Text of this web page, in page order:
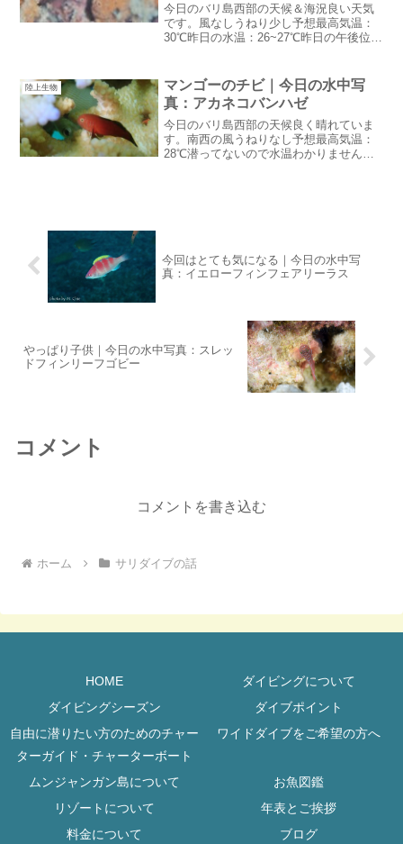
今日のバリ島西部の天候＆海況良い天気
です。風なしうねり少し予想最高気温：
30℃昨日の水温：26~27℃昨日の午後位か
信じて今日はムンジャンガンへ行く予定T
シャツ在庫あり...
陸上生物
マンゴーのチビ｜今日の水中写
真：アカネコバンハゼ
今日のバリ島西部の天候良く晴れていま
す。南西の風うねりなし予想最高気温：
28℃潜ってないので水温わかりませんダ
今回はとても気になる｜今日の水中写
真：イエローフィンフェアリーラス
やっぱり子供｜今日の水中写真：スレッ
ドフィンリーフゴビー
コメント
コメントを書き込む
ホーム サリダイブの話
HOME
ダイビングについて
ダイビングシーズン
ダイブポイント
自由に潜りたい方のためのチャー
ターガイド・チャーターボート
ワイドダイブをご希望の方へ
ムンジャンガン島について
お魚図鑑
リゾートについて
年表とご挨拶
料金について
ブログ